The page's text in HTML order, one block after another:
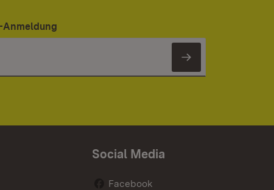
Anmeldung
Newsletter
Social Media
Facebook